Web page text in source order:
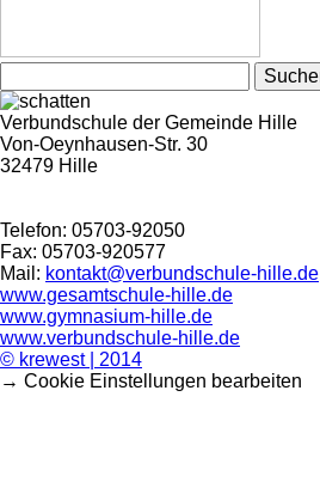
nach:
Verbundschule der Gemeinde Hille
Von-Oeynhausen-Str. 30
32479 Hille
Telefon: 05703-92050
Fax: 05703-920577
Mail: kontakt@verbundschule-hille.de
www.gesamtschule-hille.de
www.gymnasium-hille.de
www.verbundschule-hille.de
© krewest | 2014
→ Cookie Einstellungen bearbeiten